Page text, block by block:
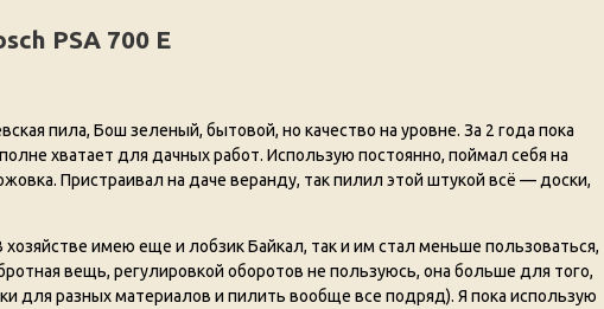
PSA 700 E
пила, Бош зеленый, бытовой, но качество на уровне. За 2 года пока
хватает для дачных работ. Использую постоянно, поймал себя на
Пристраивал на даче веранду, так пилил этой штукой всё — доски,
имею еще и лобзик Байкал, так и им стал меньше пользоваться,
вещь, регулировкой оборотов не пользуюсь, она больше для того,
для разных материалов и пилить вообще все подряд). Я пока использую